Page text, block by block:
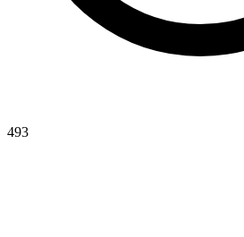
493